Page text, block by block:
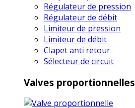
Régulateur de pression
Régulateur de débit
Limiteur de pression
Limiteur de débit
Clapet anti retour
Sélecteur de circuit
Valves proportionnelles